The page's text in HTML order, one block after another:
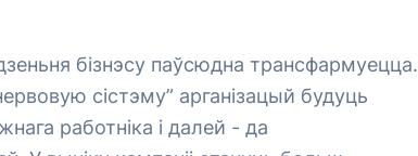
бізнэсу паўсюдна трансфармуецца.
сістэму” арганізацый будуць
работніка і далей - да